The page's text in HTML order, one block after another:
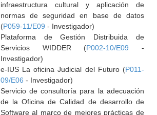
infraestructura cultural y aplicación de
normas de seguridad en base de datos
(P059-11/E09 - Investigador)
Plataforma de Gestión Distribuida de
Servicios WIDDER (P002-10/E09 -
Investigador)
e-IUS La oficina Judicial del Futuro (P011-
09/E06 - Investigador)
Servicio de consultoría para la adecuación
de la Oficina de Calidad de desarrollo de
Software al marco de mejores prácticas de